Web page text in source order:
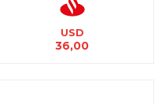
USD
36,00